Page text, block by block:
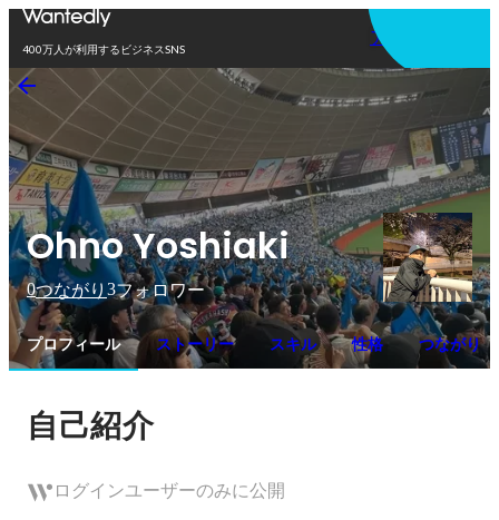
400万人が利用するビジネスSNS
アプリを使う
Ohno Yoshiaki
0つながり 3フォロワー
プロフィール ストーリー スキル 性格 つながり
自己紹介
ログインユーザーのみに公開